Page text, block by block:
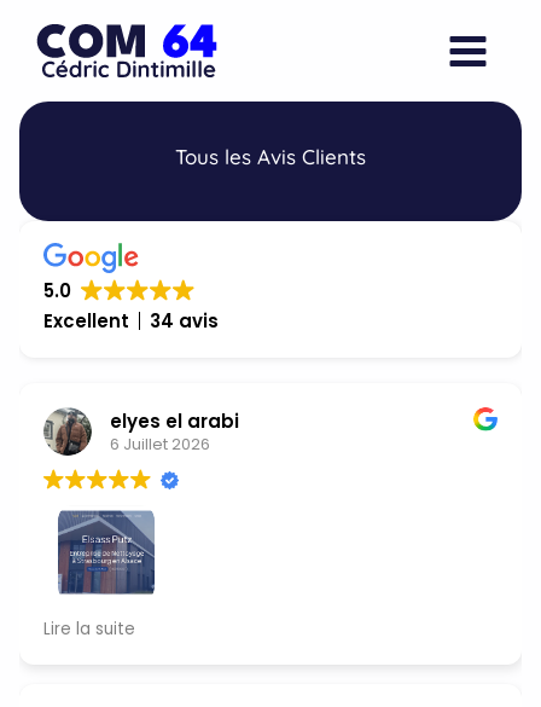
contenu
Tous les Avis Clients
5.0
Excellent
34 avis
elyes el arabi
6 Juillet 2026
Je recommande vivement Cédric de COM 64 ! Un
Lire la suite